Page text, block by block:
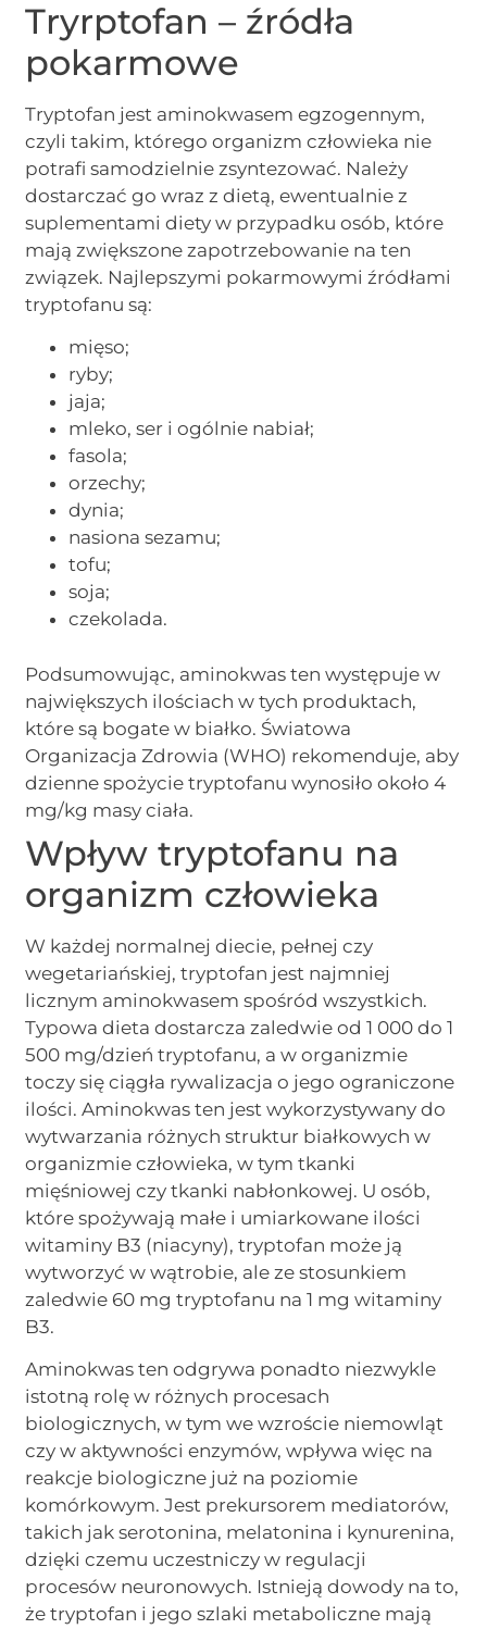
Tryrptofan – źródła
pokarmowe
Tryptofan jest aminokwasem egzogennym,
czyli takim, którego organizm człowieka nie
potrafi samodzielnie zsyntezować. Należy
dostarczać go wraz z dietą, ewentualnie z
suplementami diety w przypadku osób, które
mają zwiększone zapotrzebowanie na ten
związek. Najlepszymi pokarmowymi źródłami
tryptofanu są:
mięso;
ryby;
jaja;
mleko, ser i ogólnie nabiał;
fasola;
orzechy;
dynia;
nasiona sezamu;
tofu;
soja;
czekolada.
Podsumowując, aminokwas ten występuje w
największych ilościach w tych produktach,
które są bogate w białko. Światowa
Organizacja Zdrowia (WHO) rekomenduje, aby
dzienne spożycie tryptofanu wynosiło około 4
mg/kg masy ciała.
Wpływ tryptofanu na
organizm człowieka
W każdej normalnej diecie, pełnej czy
wegetariańskiej, tryptofan jest najmniej
licznym aminokwasem spośród wszystkich.
Typowa dieta dostarcza zaledwie od 1 000 do 1
500 mg/dzień tryptofanu, a w organizmie
toczy się ciągła rywalizacja o jego ograniczone
ilości. Aminokwas ten jest wykorzystywany do
wytwarzania różnych struktur białkowych w
organizmie człowieka, w tym tkanki
mięśniowej czy tkanki nabłonkowej. U osób,
które spożywają małe i umiarkowane ilości
witaminy B3 (niacyny), tryptofan może ją
wytworzyć w wątrobie, ale ze stosunkiem
zaledwie 60 mg tryptofanu na 1 mg witaminy
B3.
Aminokwas ten odgrywa ponadto niezwykle
istotną rolę w różnych procesach
biologicznych, w tym we wzroście niemowląt
czy w aktywności enzymów, wpływa więc na
reakcje biologiczne już na poziomie
komórkowym. Jest prekursorem mediatorów,
takich jak serotonina, melatonina i kynurenina,
dzięki czemu uczestniczy w regulacji
procesów neuronowych. Istnieją dowody na to,
że tryptofan i jego szlaki metaboliczne mają